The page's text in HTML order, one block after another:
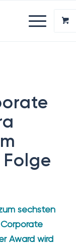
sechsten
Award wird